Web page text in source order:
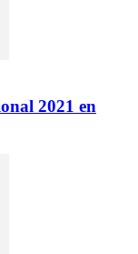
2021 en